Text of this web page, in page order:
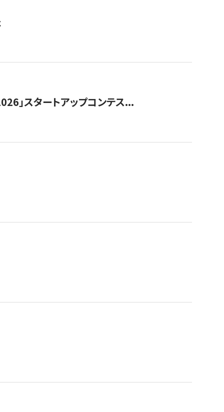
」スタートアップコンテス...